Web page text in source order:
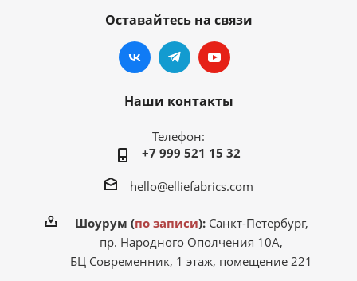
Оставайтесь на связи
Наши контакты
Телефон:
+7 999 521 15 32
hello@elliefabrics.com
Шоурум (по записи):Санкт-Петербург,
пр. Народного Ополчения 10А,
БЦ Современник, 1 этаж, помещение 221